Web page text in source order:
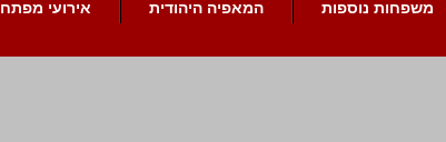
משפחות נוספות המאפיה היהודית אירועי מפתח